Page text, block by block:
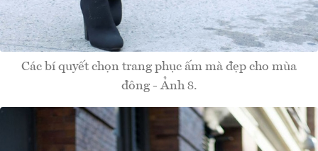
Các bí quyết chọn trang phục ấm mà đẹp cho mùa
đông - Ảnh 8.